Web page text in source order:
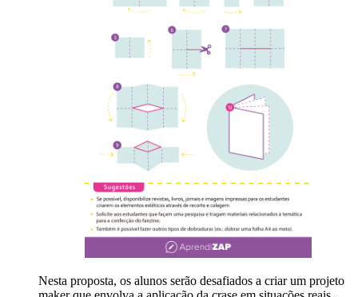
Nesta proposta, os alunos serão desafiados a criar um projeto